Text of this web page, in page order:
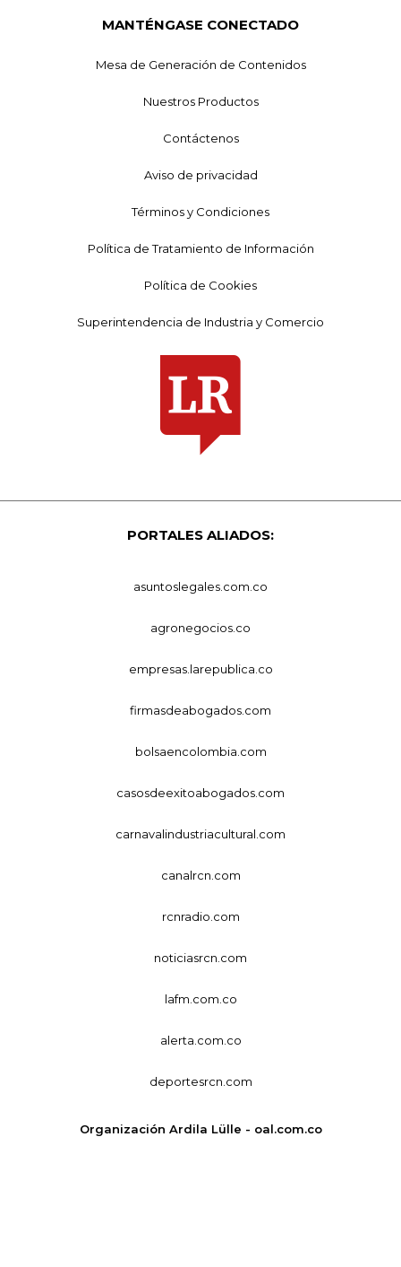
MANTÉNGASE CONECTADO
Mesa de Generación de Contenidos
Nuestros Productos
Contáctenos
Aviso de privacidad
Términos y Condiciones
Política de Tratamiento de Información
Política de Cookies
Superintendencia de Industria y Comercio
PORTALES ALIADOS:
asuntoslegales.com.co
agronegocios.co
empresas.larepublica.co
firmasdeabogados.com
bolsaencolombia.com
casosdeexitoabogados.com
carnavalindustriacultural.com
canalrcn.com
rcnradio.com
noticiasrcn.com
lafm.com.co
alerta.com.co
deportesrcn.com
Organización Ardila Lülle - oal.com.co